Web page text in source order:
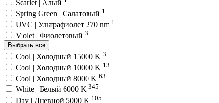
Scarlet | Алый
Spring Green | Салатовый 1
UVC | Ультрафиолет 270 nm 1
Violet | Фиолетовый 3
Выбрать все
Cool | Холодный 15000 K 3
Cool | Холодный 10000 K 13
Cool | Холодный 8000 K 63
White | Белый 6000 K 345
Day | Дневной 5000 K 105